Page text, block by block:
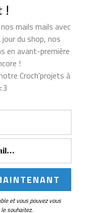
pour inviter
!
mails mails avec
du shop, nos
en avant-première
!
Croch'projets à
et vous pouvez vous
souhaitez.